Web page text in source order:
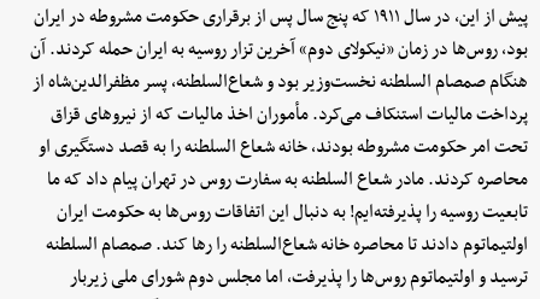
پیش از این، در سال ۱۹۱۱ که پنج سال پس از برقراری حکومت مشروطه در ایران
بود، روس‌ها در زمان «نیکولای دوم» آخرین تزار روسیه به ایران حمله کردند. آن
هنگام صمصام السلطنه نخست‌وزیر بود و شعاع‌السلطنه، پسر مظفرالدین‌شاه از
پرداخت مالیات استنکاف می‌کرد. مأموران اخذ مالیات که از نیروهای قزاق
تحت امر حکومت مشروطه بودند، خانه شعاع السلطنه را به قصد دستگیری او
محاصره کردند. مادر شعاع السلطنه به سفارت روس در تهران پیام داد که ما
تابعیت روسیه را پذیرفته‌ایم! به دنبال این اتفاقات روس‌ها به حکومت ایران
اولتیماتوم دادند تا محاصره خانه شعاع‌السلطنه را رها کند. صمصام السلطنه
ترسید و اولتیماتوم روس‌ها را پذیرفت، اما مجلس دوم شورای ملی زیربار